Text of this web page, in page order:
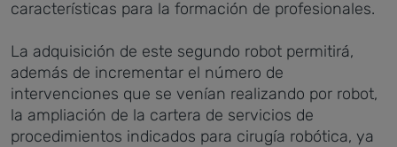
características para la formación de profesionales.
La adquisición de este segundo robot permitirá,
además de incrementar el número de
intervenciones que se venían realizando por robot,
la ampliación de la cartera de servicios de
procedimientos indicados para cirugía robótica, ya